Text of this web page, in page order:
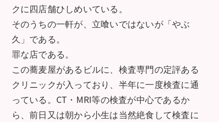
クに四店舗ひしめいている。
そのうちの一軒が、立喰いではないが「やぶ
久」である。
罪な店である。
この蕎麦屋があるビルに、検査専門の定評ある
クリニックが入っており、半年に一度検査に通
っている。CT・MRI等の検査が中心であるか
ら、前日又は朝から小生は当然絶食して検査に